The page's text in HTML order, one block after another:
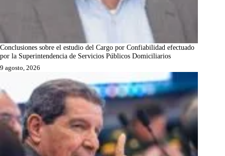
Conclusiones sobre el estudio del Cargo por Confiabilidad efectuado
por la Superintendencia de Servicios Públicos Domiciliarios
9 agosto, 2026